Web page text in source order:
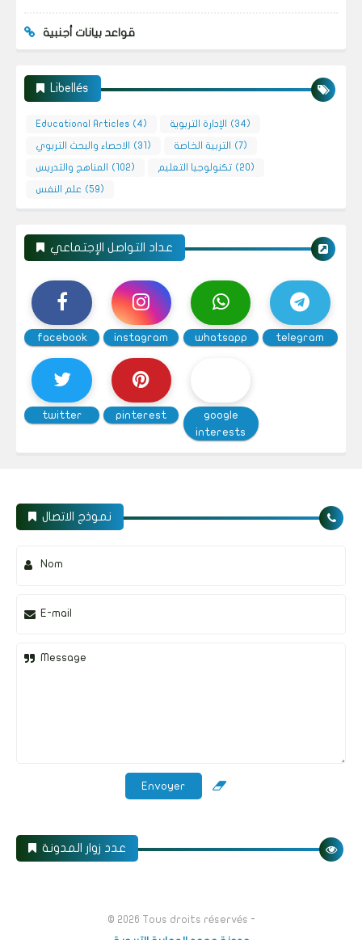
قواعد بيانات أجنبية
Libellés
Educational Articles (4) الإدارة التربوية (34)
الاحصاء والبحث التربوي (31) التربية الخاصة (7)
المناهج والتدريس (102) تكنولوجيا التعليم (20)
علم النفس (59)
عداد التواصل الإجتماعي
facebook instagram whatsapp telegram
twitter pinterest
google
interests
نموذج الاتصال
Nom
E-mail
Message
عدد زوار المدونة
© 2026 Tous droits réservés -